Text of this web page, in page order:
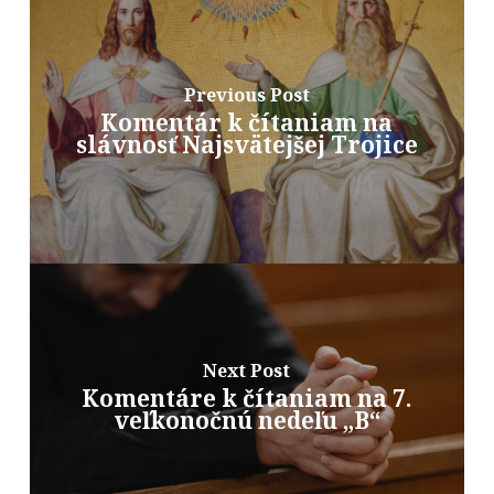
Previous Post
Komentár k čítaniam na
slávnosť Najsvätejšej Trojice
Next Post
Komentáre k čítaniam na 7.
veľkonočnú nedeľu „B“